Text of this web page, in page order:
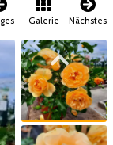
Galerie Nächstes
Zum vorigen Bild